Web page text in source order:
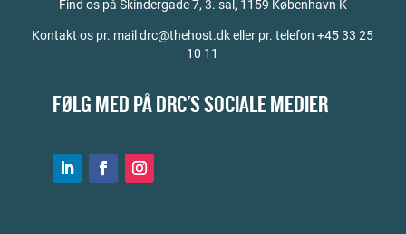
Find os på Skindergade 7, 3. sal, 1159 København K
Kontakt os pr. mail drc@thehost.dk eller pr. telefon +45 33 25
10 11
FØLG MED PÅ DRC'S SOCIALE MEDIER